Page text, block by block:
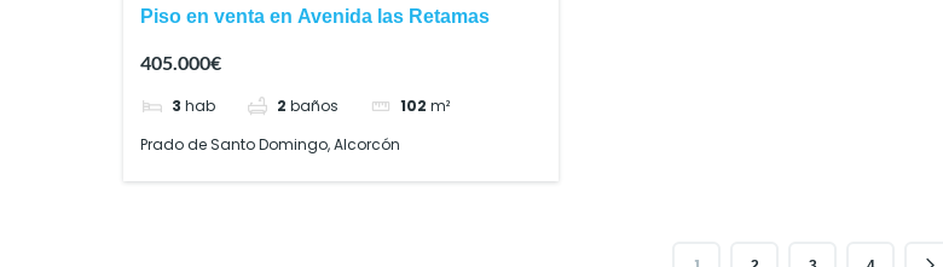
Piso en venta en Avenida las Retamas
405.000€
3 hab 2 baños 102 m²
Prado de Santo Domingo, Alcorcón